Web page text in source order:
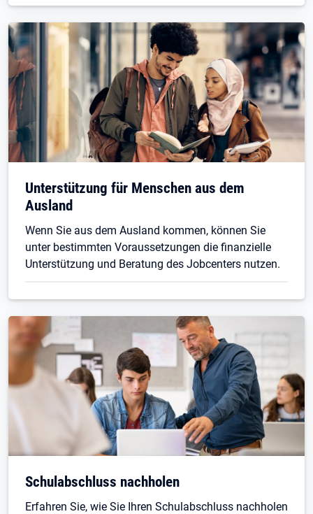
Unterstützung für Menschen aus dem
Ausland
Wenn Sie aus dem Ausland kommen, können Sie
unter bestimmten Voraussetzungen die finanzielle
Unterstützung und Beratung des Jobcenters nutzen.
Schulabschluss nachholen
Erfahren Sie, wie Sie Ihren Schulabschluss nachholen